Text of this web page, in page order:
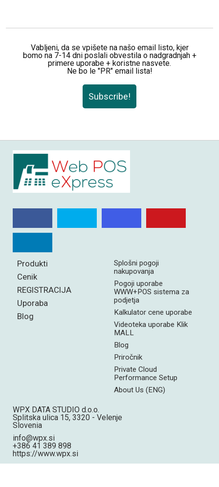
Vabljeni, da se vpišete na našo email listo, kjer
bomo na 7-14 dni poslali obvestila o nadgradnjah +
primere uporabe + koristne nasvete.
Ne bo le "PR" email lista!
Subscribe!
Produkti
Cenik
REGISTRACIJA
Uporaba
Blog
Splošni pogoji
nakupovanja
Pogoji uporabe
WWW+POS sistema za
podjetja
Kalkulator cene uporabe
Videoteka uporabe Klik
MALL
Blog
Priročnik
Private Cloud
Performance Setup
About Us (ENG)
WPX DATA STUDIO d.o.o.
Splitska ulica 15, 3320 - Velenje
Slovenia
info@wpx.si
+386 41 389 898
https://www.wpx.si